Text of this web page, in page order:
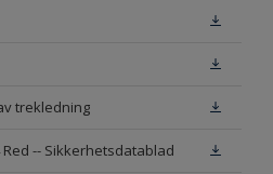
trekledning
Red -- Sikkerhetsdatablad